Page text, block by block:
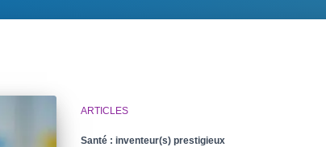
ARTICLES
Santé : inventeur(s) prestigieux